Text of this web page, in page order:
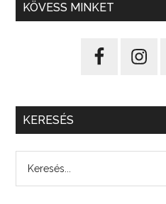
KÖVESS MINKET
KERESÉS